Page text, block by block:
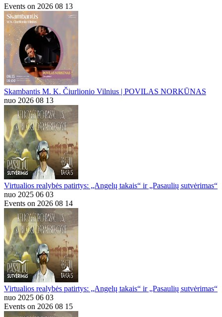
Events on 2026 08 13
Skambantis M. K. Čiurlionio Vilnius | POVILAS NORKŪNAS
nuo 2026 08 13
Virtualios realybės patirtys: „Angelų takais“ ir „Pasaulių sutvėrimas“
nuo 2025 06 03
Events on 2026 08 14
Virtualios realybės patirtys: „Angelų takais“ ir „Pasaulių sutvėrimas“
nuo 2025 06 03
Events on 2026 08 15